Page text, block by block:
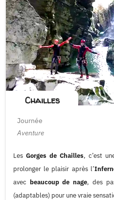
Chailles
Journée
Aventure
Les Gorges de Chailles, c’est
prolonger le plaisir après l’
avec beaucoup de nage, des
(adaptables) pour une vraie